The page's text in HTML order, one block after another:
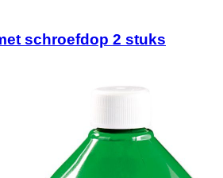
schroefdop 2 stuks